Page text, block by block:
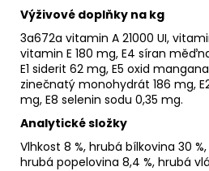
Výživové doplňky na kg
3a672a vitamin A 21000 UI,
vitamin E 180 mg, E4 síran
E1 siderit 62 mg, E5 oxid
zinečnatý monohydrát 186 mg,
mg, E8 selenin sodu 0,35 mg.
Analytické složky
Vlhkost 8 %, hrubá bílkovina 30
hrubá popelovina 8,4 %, hrubá